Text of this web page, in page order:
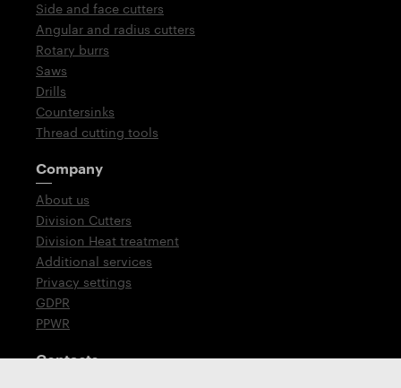
Side and face cutters
Angular and radius cutters
Rotary burrs
Saws
Drills
Countersinks
Thread cutting tools
Company
About us
Division Cutters
Division Heat treatment
Additional services
Privacy settings
GDPR
PPWR
Contacts